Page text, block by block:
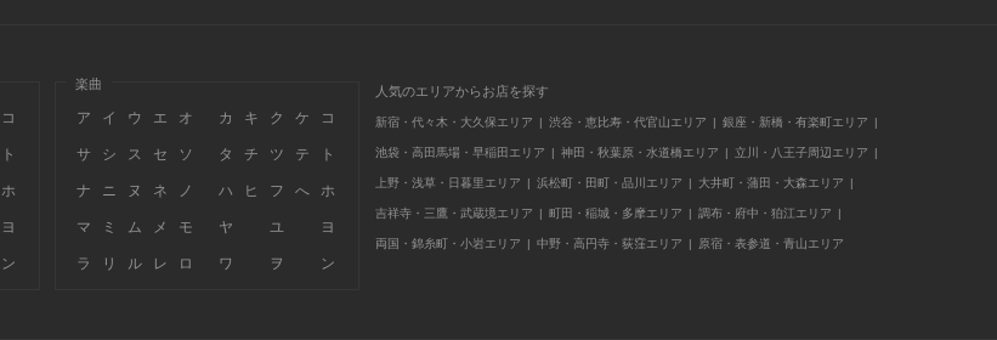
コ
ト
ホ
ヨ
ン
楽曲
ア イ ウ エ オ カ キ ク ケ コ
サ シ ス セ ソ タ チ ツ テ ト
ナ ニ ヌ ネ ノ ハ ヒ フ へ ホ
マ ミ ム メ モ ヤ ユ ヨ
ラ リ ル レ ロ ワ ヲ ン
人気のエリアからお店を探す
新宿・代々木・大久保エリア 渋谷・恵比寿・代官山エリア 銀座・新橋・有楽町エリア
池袋・高田馬場・早稲田エリア 神田・秋葉原・水道橋エリア 立川・八王子周辺エリア
上野・浅草・日暮里エリア 浜松町・田町・品川エリア 大井町・蒲田・大森エリア
吉祥寺・三鷹・武蔵境エリア 町田・稲城・多摩エリア 調布・府中・狛江エリア
両国・錦糸町・小岩エリア 中野・高円寺・荻窪エリア 原宿・表参道・青山エリア